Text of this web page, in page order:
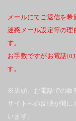
メールにてご返信を
迷惑メール設定等の理
す。
お手数ですがお電話
す。
※店頭、お電話での販
サイトへの反映が間
います。